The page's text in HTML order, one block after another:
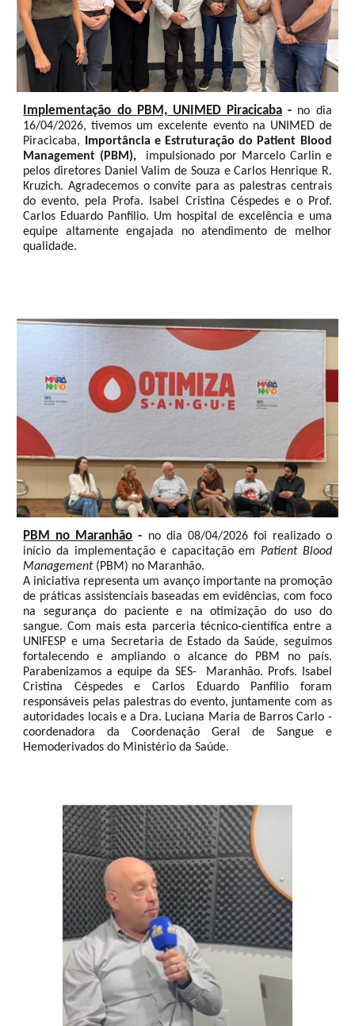
Implementação do PBM, UNIMED Piracicaba - no dia
16/04/2026, tivemos um excelente evento na UNIMED de
Piracicaba,
Importância e Estruturação do Patient Blood
Management (PBM),
impulsionado por Marcelo Carlin e
pelos diretores Daniel Valim de Souza e Carlos Henrique R.
Kruzich. Agradecemos o convite para as palestras centrais
do evento, pela Profa. Isabel Cristina Céspedes e o Prof.
Carlos Eduardo Panfilio. Um hospital de excelência e uma
equipe altamente engajada no atendimento de melhor
qualidade.
PBM no Maranhão - no dia 08/04/2026 foi realizado o
início da implementação e capacitação em Patient Blood
Management(PBM) no Maranhão.
A iniciativa representa um avanço importante na promoção
de práticas assistenciais baseadas em evidências, com foco
na segurança do paciente e na otimização do uso do
sangue. Com mais esta parceria técnico-científica entre a
UNIFESP e uma Secretaria de Estado da Saúde, seguimos
fortalecendo e ampliando o alcance do PBM no país.
Parabenizamos a equipe da SES- Maranhão. Profs. Isabel
Cristina Céspedes e Carlos Eduardo Panfilio foram
responsáveis pelas palestras do evento, juntamente com as
autoridades locais e a Dra. Luciana Maria de Barros Carlo -
coordenadora da Coordenação Geral de Sangue e
Hemoderivados do Ministério da Saúde.